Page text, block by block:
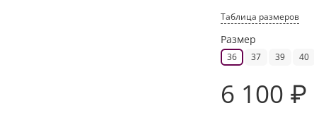
Таблица размеров
Размер
36 37 39 40
6 100 ₽